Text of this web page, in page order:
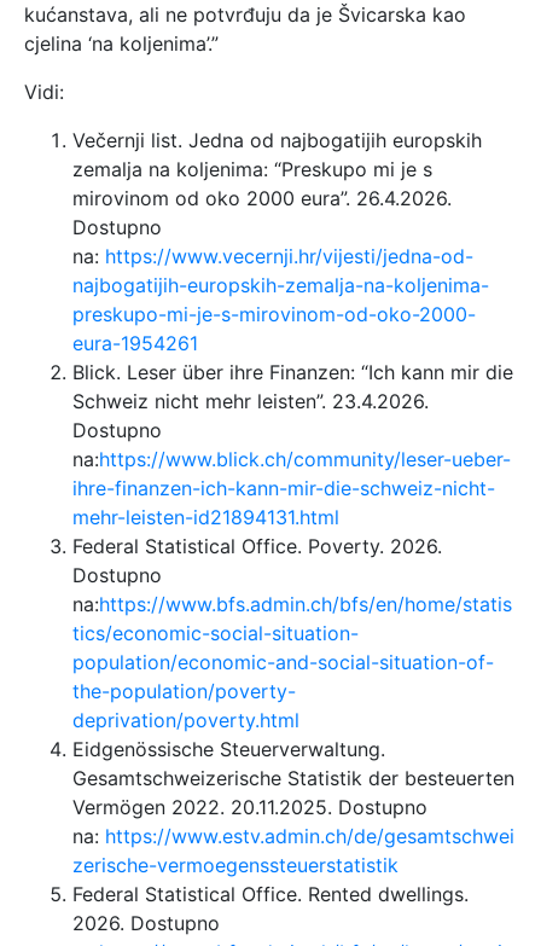
kućanstava, ali ne potvrđuju da je Švicarska kao
cjelina ‘na koljenima’.”
Vidi:
Večernji list. Jedna od najbogatijih europskih
zemalja na koljenima: “Preskupo mi je s
mirovinom od oko 2000 eura”. 26.4.2026.
Dostupno
na: https://www.vecernji.hr/vijesti/jedna-od-
najbogatijih-europskih-zemalja-na-koljenima-
preskupo-mi-je-s-mirovinom-od-oko-2000-
eura-1954261
Blick. Leser über ihre Finanzen: “Ich kann mir die
Schweiz nicht mehr leisten”. 23.4.2026.
Dostupno
na:https://www.blick.ch/community/leser-ueber-
ihre-finanzen-ich-kann-mir-die-schweiz-nicht-
mehr-leisten-id21894131.html
Federal Statistical Office. Poverty. 2026.
Dostupno
na:https://www.bfs.admin.ch/bfs/en/home/statis
tics/economic-social-situation-
population/economic-and-social-situation-of-
the-population/poverty-
deprivation/poverty.html
Eidgenössische Steuerverwaltung.
Gesamtschweizerische Statistik der besteuerten
Vermögen 2022. 20.11.2025. Dostupno
na: https://www.estv.admin.ch/de/gesamtschwei
zerische-vermoegenssteuerstatistik
Federal Statistical Office. Rented dwellings.
2026. Dostupno